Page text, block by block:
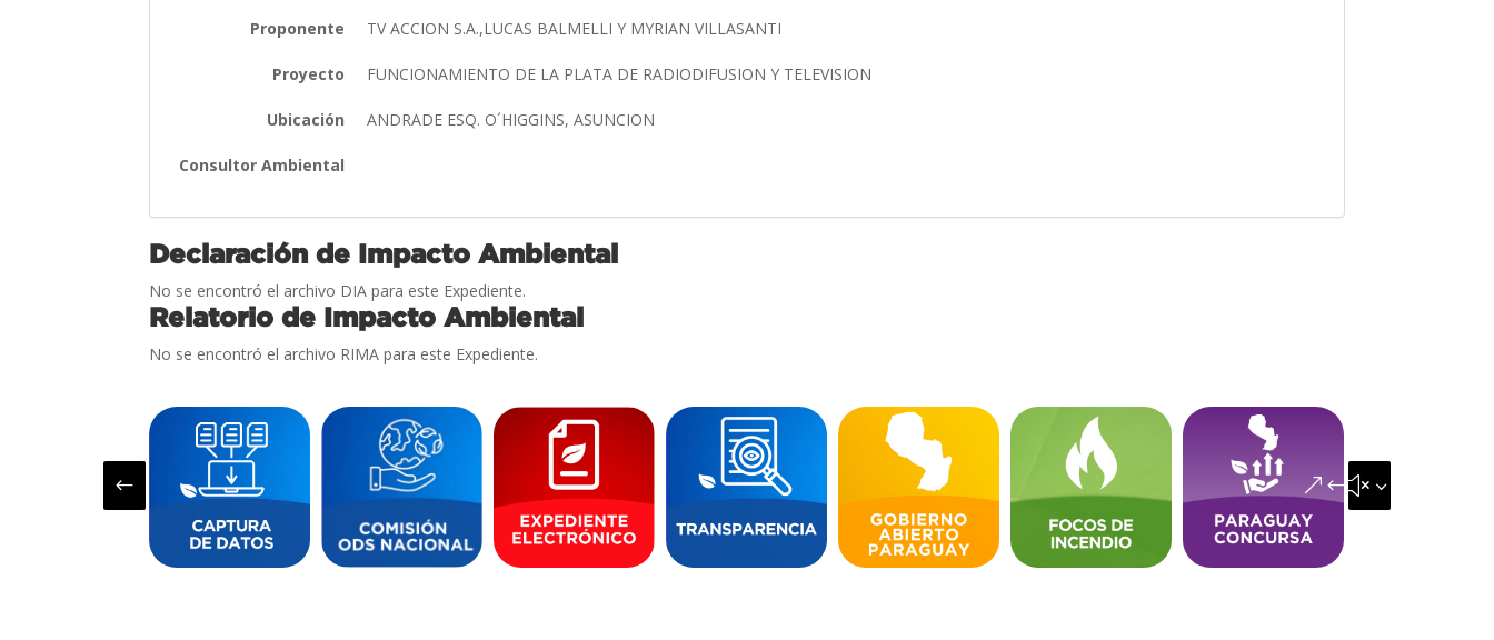
Proponente TV ACCION S.A.,LUCAS BALMELLI Y MYRIAN VILLASANTI
Proyecto FUNCIONAMIENTO DE LA PLATA DE RADIODIFUSION Y TELEVISION
Ubicación ANDRADE ESQ. O´HIGGINS, ASUNCION
Consultor Ambiental
Declaración de Impacto Ambiental
No se encontró el archivo DIA para este Expediente.
Relatorio de Impacto Ambiental
No se encontró el archivo RIMA para este Expediente.
# &#x35;